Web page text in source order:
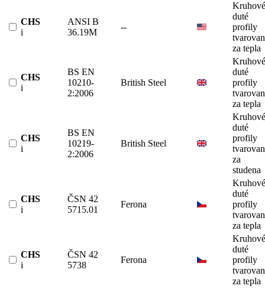
CHS
i
ANSI B
36.19M
--
Kruhové
duté
profily
za tepla
CHS
i
BS EN
10210-
2:2006
British Steel
Kruhové
duté
profily
za tepla
CHS
i
BS EN
10219-
2:2006
British Steel
Kruhové
duté
profily
za
studena
CHS
i
ČSN 42
5715.01
Ferona
Kruhové
duté
profily
za tepla
CHS
i
ČSN 42
5738
Ferona
Kruhové
duté
profily
za tepla